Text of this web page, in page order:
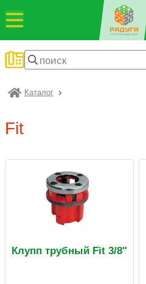
Каталог
Fit
Клупп трубный Fit 3/8"